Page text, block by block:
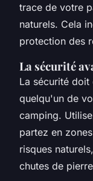
trace de votre
naturels. Cela
protection des
La sécurité
La sécurité
quelqu'un de
camping.
partez en
risques
chutes de